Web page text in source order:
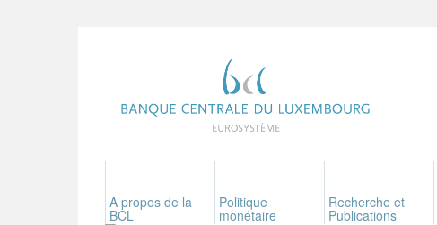
A propos de la
BCL
Politique
monétaire
Recherche et
Publications